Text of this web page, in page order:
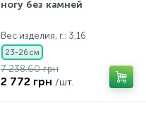
ногу без камней
Вес изделия, г.: 3,16
23-26 см
7 238.60 грн
2 772 грн /шт.